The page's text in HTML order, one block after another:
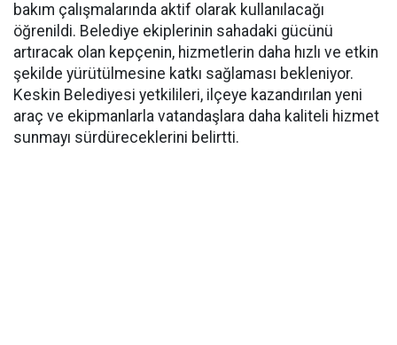
bakım çalışmalarında aktif olarak kullanılacağı
öğrenildi. Belediye ekiplerinin sahadaki gücünü
artıracak olan kepçenin, hizmetlerin daha hızlı ve etkin
şekilde yürütülmesine katkı sağlaması bekleniyor.
Keskin Belediyesi yetkilileri, ilçeye kazandırılan yeni
araç ve ekipmanlarla vatandaşlara daha kaliteli hizmet
sunmayı sürdüreceklerini belirtti.